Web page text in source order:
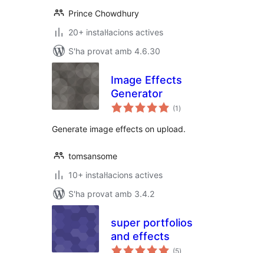
Prince Chowdhury
20+ instal·lacions actives
S'ha provat amb 4.6.30
Image Effects
Generator
(1 puntuacions
totals
)
Generate image effects on upload.
tomsansome
10+ instal·lacions actives
S'ha provat amb 3.4.2
super portfolios
and effects
(5puntuacions
)